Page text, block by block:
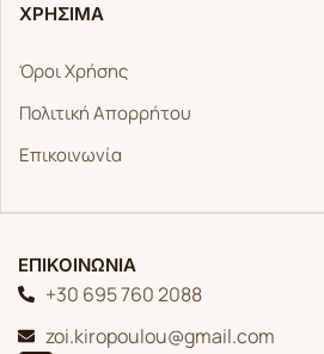
ΧΡΗΣΙΜΑ
Όροι Χρήσης
Πολιτική Απορρήτου
Επικοινωνία
ΕΠΙΚΟΙΝΩΝΙΑ
+30 695 760 2088
zoi.kiropoulou@gmail.com